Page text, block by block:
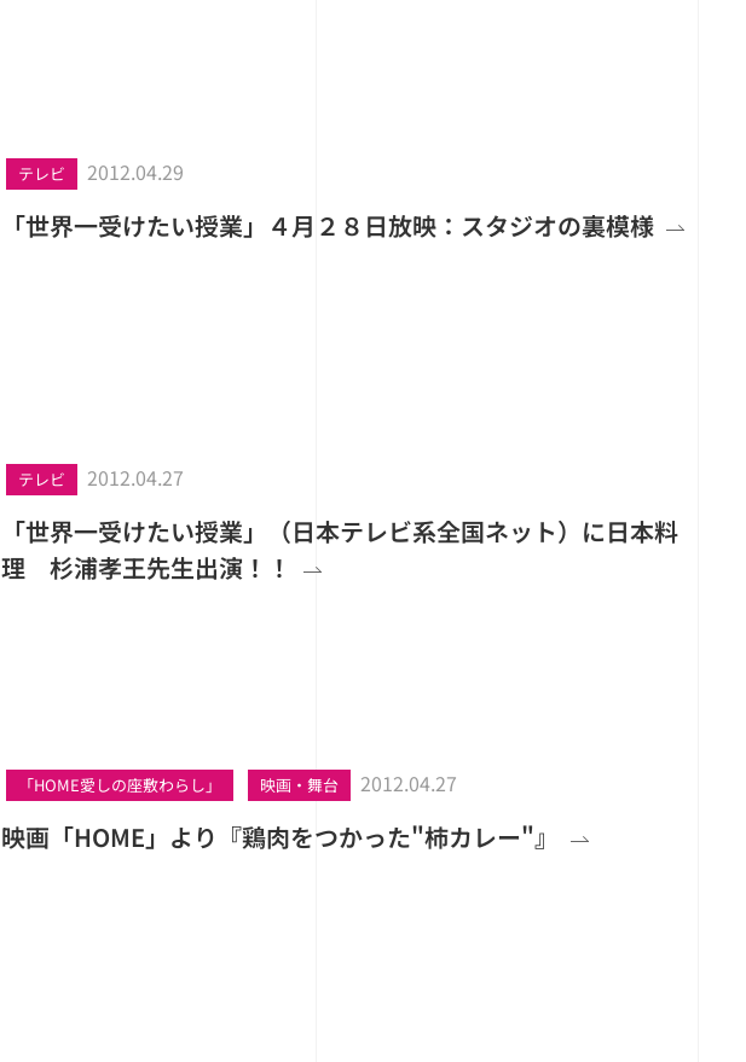
テレビ 2012.04.29
「世界一受けたい授業」４月２８日放映：スタジオの裏模様
テレビ 2012.04.27
「世界一受けたい授業」（日本テレビ系全国ネット）に日本料
理 杉浦孝王先生出演！！
「HOME愛しの座敷わらし」 映画・舞台 2012.04.27
映画「HOME」より『鶏肉をつかった"柿カレー"』